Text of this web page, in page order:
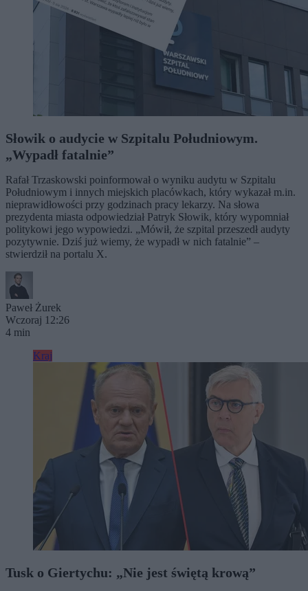
Słowik o audycie w Szpitalu Południowym.
„Wypadł fatalnie”
Rafał Trzaskowski poinformował o wyniku audytu w Szpitalu
Południowym i innych miejskich placówkach, który wykazał m.in.
nieprawidłowości przy godzinach pracy lekarzy. Na słowa
prezydenta miasta odpowiedział Patryk Słowik, który wypomniał
politykowi jego wypowiedzi. „Mówił, że szpital przeszedł audyty
pozytywnie. Dziś już wiemy, że wypadł w nich fatalnie” –
stwierdził na portalu X.
Paweł Żurek
Wczoraj 12:26
4 min
Kraj
Tusk o Giertychu: „Nie jest świętą krową”